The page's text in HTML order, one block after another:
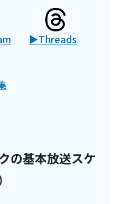
Threads
の基本放送スケ